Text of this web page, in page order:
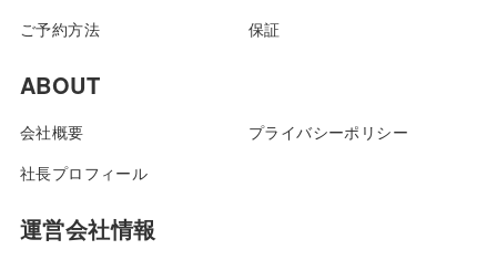
ご予約方法
保証
ABOUT
会社概要
社長プロフィール
プライバシーポリシー
運営会社情報